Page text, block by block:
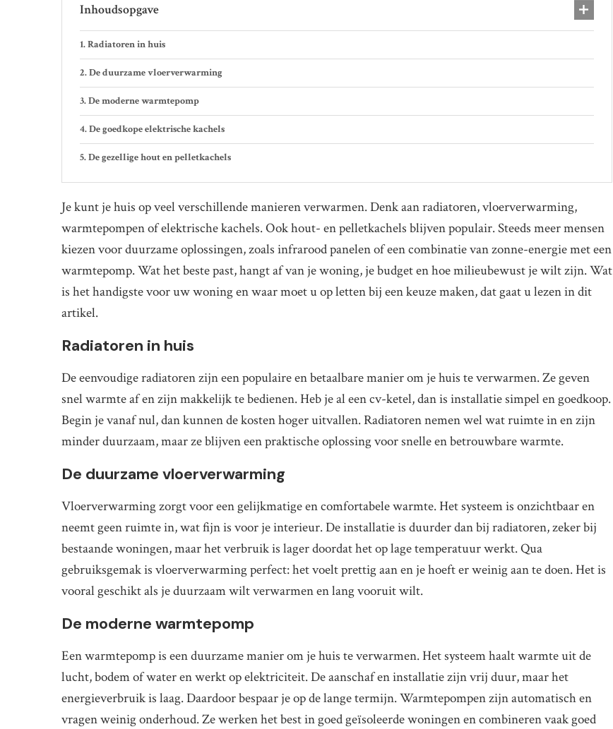
Inhoudsopgave
Radiatoren in huis
De duurzame vloerverwarming
De moderne warmtepomp
De goedkope elektrische kachels
De gezellige hout en pelletkachels
Je kunt je huis op veel verschillende manieren verwarmen. Denk aan radiatoren, vloerverwarming,
warmtepompen of elektrische kachels. Ook hout- en pelletkachels blijven populair. Steeds meer mensen
kiezen voor duurzame oplossingen, zoals infrarood panelen of een combinatie van zonne-energie met een
warmtepomp. Wat het beste past, hangt af van je woning, je budget en hoe milieubewust je wilt zijn. Wat
is het handigste voor uw woning en waar moet u op letten bij een keuze maken, dat gaat u lezen in dit
artikel.
Radiatoren in huis
De eenvoudige radiatoren zijn een populaire en betaalbare manier om je huis te verwarmen. Ze geven
snel warmte af en zijn makkelijk te bedienen. Heb je al een cv-ketel, dan is installatie simpel en goedkoop.
Begin je vanaf nul, dan kunnen de kosten hoger uitvallen. Radiatoren nemen wel wat ruimte in en zijn
minder duurzaam, maar ze blijven een praktische oplossing voor snelle en betrouwbare warmte.
De duurzame vloerverwarming
Vloerverwarming zorgt voor een gelijkmatige en comfortabele warmte. Het systeem is onzichtbaar en
neemt geen ruimte in, wat fijn is voor je interieur. De installatie is duurder dan bij radiatoren, zeker bij
bestaande woningen, maar het verbruik is lager doordat het op lage temperatuur werkt. Qua
gebruiksgemak is vloerverwarming perfect: het voelt prettig aan en je hoeft er weinig aan te doen. Het is
vooral geschikt als je duurzaam wilt verwarmen en lang vooruit wilt.
De moderne warmtepomp
Een warmtepomp is een duurzame manier om je huis te verwarmen. Het systeem haalt warmte uit de
lucht, bodem of water en werkt op elektriciteit. De aanschaf en installatie zijn vrij duur, maar het
energieverbruik is laag. Daardoor bespaar je op de lange termijn. Warmtepompen zijn automatisch en
vragen weinig onderhoud. Ze werken het best in goed geïsoleerde woningen en combineren vaak goed